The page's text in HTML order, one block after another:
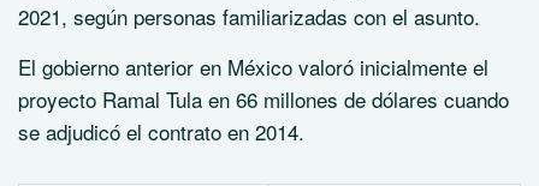
2021, según personas familiarizadas con el asunto.
El gobierno anterior en México valoró inicialmente el
proyecto Ramal Tula en 66 millones de dólares cuando
se adjudicó el contrato en 2014.